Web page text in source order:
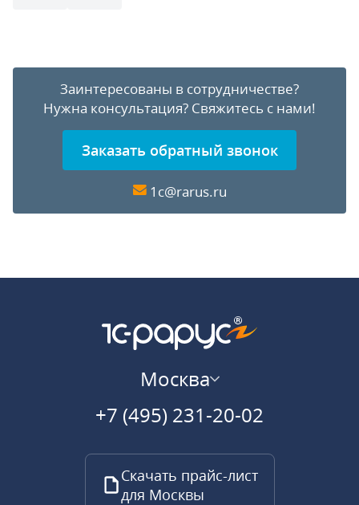
Заинтересованы в сотрудничестве?
Нужна консультация? Свяжитесь с нами!
Заказать обратный звонок
1c@rarus.ru
Москва
+7 (495) 231-20-02
Скачать прайс-лист
для Москвы